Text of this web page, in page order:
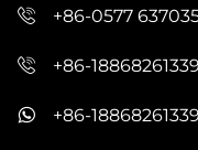
+86-0577
+86-18868261339
+86-18868261339